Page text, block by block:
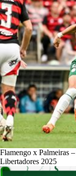
Flamengo x Palmeiras
Libertadores 2025